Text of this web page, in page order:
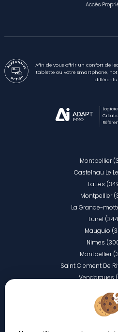
Accès
Afin de vous offrir un confort de
tablette ou votre smartphone,
différents
Montpellier
Castelnau Le
Lattes
Montpellier
La Grande-
Lunel
Mauguio
Nimes
Montpellier
Saint Clement De
Vendargues
Sete
Valergues